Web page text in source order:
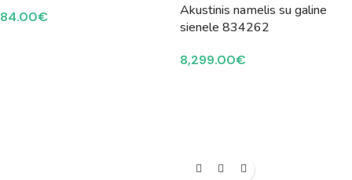
84.00€
Akustinis namelis su galine
sienele 834262
8,299.00€